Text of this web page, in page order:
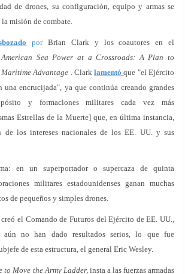
de drones, su configuración, equipo y armas se
misión de combate.
porBrian Clark y los coautores en el
American Sea Power at a Crossroads: A Plan to
Maritime Advantage . Clarklamentó que "el Ejército
una encrucijada", ya que continúa creando grandes
y formaciones militares cada vez más
Estrellas de la Muerte] que, en última instancia,
los intereses nacionales de los EE. UU. y sus
en un superportador o supercaza de quinta
militares estadounidenses ganan muchas
de pequeños y simples drones.
creó el Comando de Futuros del Ejército de EE. UU.,
aún no han dado resultados serios, lo que fue
de esta estructura, el general Eric Wesley.
to Move the Army Ladder,insta a las fuerzas armadas